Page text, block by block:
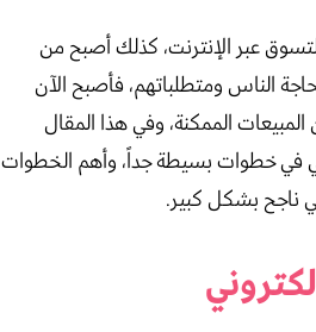
عبر الإنترنت، كذلك أصبح من
الناس ومتطلباتهم، فأصبح الآن
الممكنة، وفي هذا المقال
في خطوات بسيطة جداً، وأهم الخطوات
ناجح بشكل كبير.